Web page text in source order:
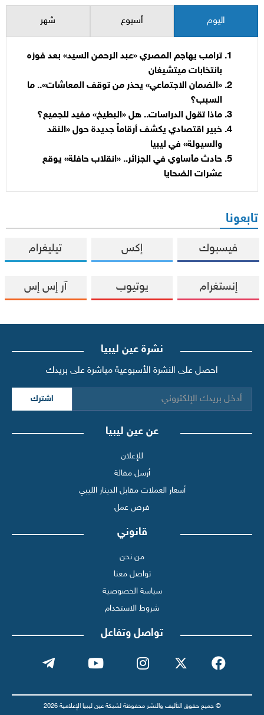
اليوم أسبوع شهر
ترامب يهاجم المصري «عبد الرحمن السيد» بعد فوزه
بانتخابات ميتشيغان
«الضمان الاجتماعي» يحذر من توقف المعاشات».. ما
السبب؟
ماذا تقول الدراسات.. هل «البطيخ» مفيد للجميع؟
خبير اقتصادي يكشف أرقاماً جديدة حول «النقد
والسيولة» في ليبيا
حادث مأساوي في الجزائر.. «انقلاب حافلة» يوقع
عشرات الضحايا
تابعونا
فيسبوك إكس تيليغرام
إنستغرام يوتيوب آر إس إس
نشرة عين ليبيا
احصل على النشرة الأسبوعية مباشرة على بريدك
اشترك
عن عين ليبيا
للإعلان
أرسل مقالة
أسعار العملات مقابل الدينار الليبي
فرص عمل
قانوني
من نحن
تواصل معنا
سياسة الخصوصية
شروط الاستخدام
تواصل وتفاعل
© جميع حقوق التأليف والنشر محفوظة لشبكة عين ليبيا الإعلامية 2026